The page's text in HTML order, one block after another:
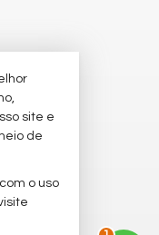
site e
de
o uso